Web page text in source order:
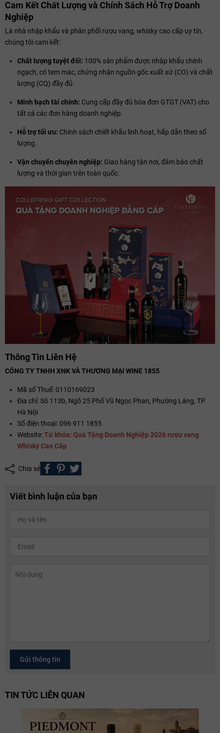
Cam Kết Chất Lượng và Chính Sách Hỗ Trợ Doanh
Nghiệp
Là nhà nhập khẩu và phân phối rượu vang, whisky cao cấp uy tín,
chúng tôi cam kết:
Chất lượng tuyệt đối: 100% sản phẩm được nhập khẩu chính
ngạch, có tem mác, chứng nhận nguồn gốc xuất xứ (CO) và chất
lượng (CQ) đầy đủ.
Minh bạch tài chính: Cung cấp đầy đủ hóa đơn GTGT (VAT) cho
tất cả các đơn hàng doanh nghiệp.
Hỗ trợ tối ưu: Chính sách chiết khấu linh hoạt, hấp dẫn theo số
lượng.
Vận chuyển chuyên nghiệp: Giao hàng tận nơi, đảm bảo chất
lượng và thời gian trên toàn quốc.
Thông Tin Liên Hệ
CÔNG TY TNHH XNK VÀ THƯƠNG MẠI WINE 1855
Mã số Thuế: 0110169023
Địa chỉ: Sô 113b, Ngõ 25 Phố Vũ Ngọc Phan, Phường Láng, TP.
Hà Nội
Số điện thoại: 096 911 1855
Website:Từ khóa: Quà Tặng Doanh Nghiệp 2026 rượu vang
Whisky Cao Cấp
Chia sẻ
Viết bình luận của bạn
Gửi thông tin
TIN TỨC LIÊN QUAN